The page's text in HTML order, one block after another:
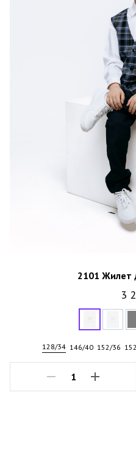
2101 Жилет
3
128/34 146/40 152/36